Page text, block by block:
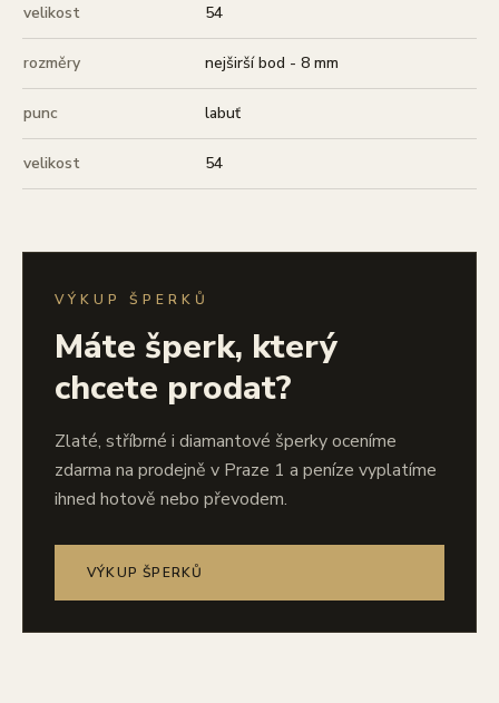
velikost 54
rozměry nejširší bod - 8 mm
punc labuť
velikost 54
VÝKUP ŠPERKŮ
Máte šperk, který
chcete prodat?
Zlaté, stříbrné i diamantové šperky oceníme
zdarma na prodejně v Praze 1 a peníze vyplatíme
ihned hotově nebo převodem.
VÝKUP ŠPERKŮ